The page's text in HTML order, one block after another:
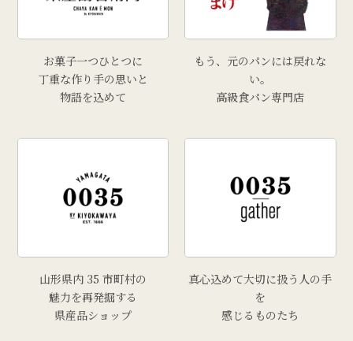
お菓子一つひとつに
丁重な作り手の思いと
物語を込めて
もう、元のパンには戻れな
い。
高級食パン専門店
山形県内 35 市町村の
魅力を再発掘する
県産品ショップ
真心込めて大切に扱う人の手
を
感じるものたち